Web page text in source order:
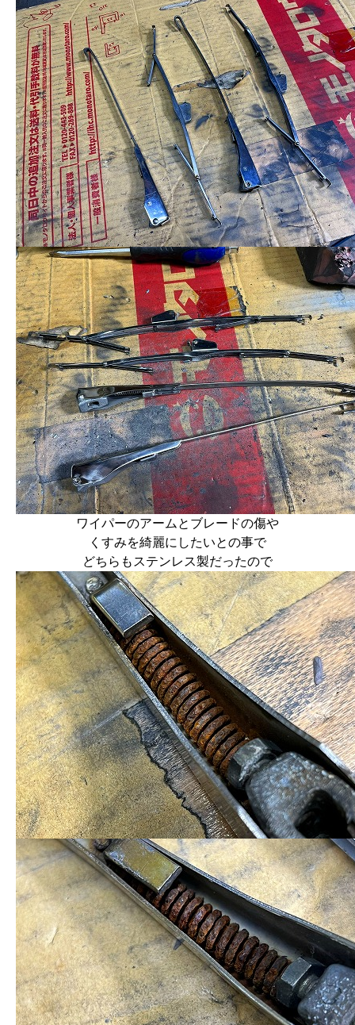
ワイパーのアームとブレードの傷や
くすみを綺麗にしたいとの事で
どちらもステンレス製だったので